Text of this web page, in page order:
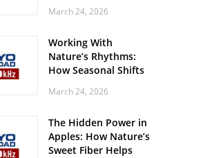
Body Might Be
March 24, 2026
Working With
Nature’s Rhythms:
How Seasonal Shifts
and Vitality
March 24, 2026
The Hidden Power in
Apples: How Nature’s
Sweet Fiber Helps